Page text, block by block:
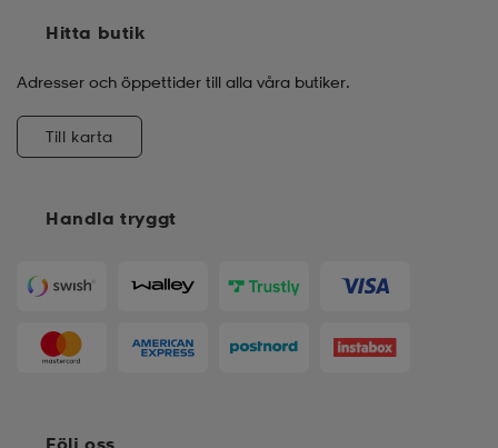
Handla tryggt
Hitta butik
Adresser och öppettider till alla våra butiker.
Till karta